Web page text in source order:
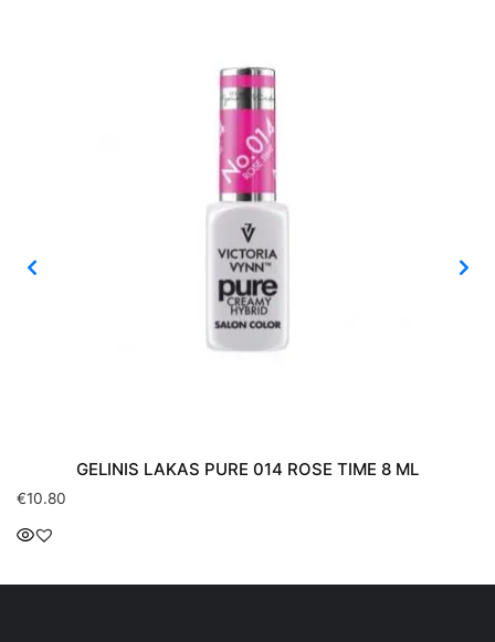
GELINIS LAKAS PURE 014 ROSE TIME 8 ML
€10.80